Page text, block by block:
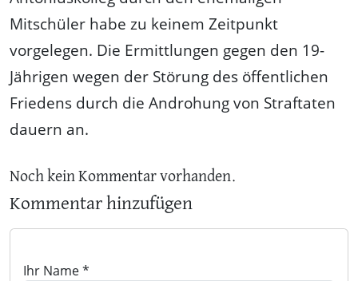
Mitschüler habe zu keinem Zeitpunkt
vorgelegen. Die Ermittlungen gegen den 19-
Jährigen wegen der Störung des öffentlichen
Friedens durch die Androhung von Straftaten
dauern an.
Noch kein Kommentar vorhanden.
Kommentar hinzufügen
Ihr Name *